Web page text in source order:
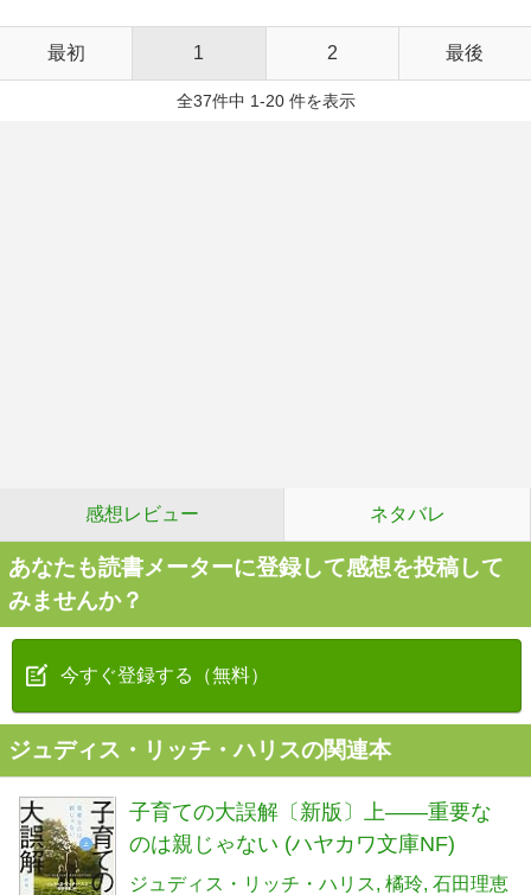
最初 1 2 最後
全37件中 1-20 件を表示
感想レビュー ネタバレ
あなたも読書メーターに登録して感想を投稿して
みませんか？
今すぐ登録する（無料）
ジュディス・リッチ・ハリスの関連本
子育ての大誤解〔新版〕上――重要な
のは親じゃない (ハヤカワ文庫NF)
ジュディス・リッチ・ハリス 橘玲 石田理恵